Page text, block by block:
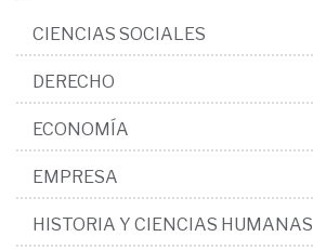
CIENCIAS SOCIALES
DERECHO
ECONOMÍA
EMPRESA
HISTORIA Y CIENCIAS HUMANAS